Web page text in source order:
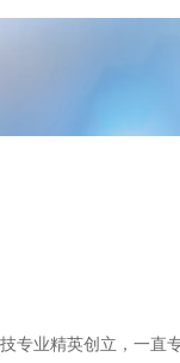
专业精英创立，一直